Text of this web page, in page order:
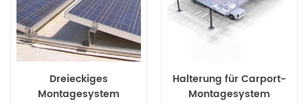
Dreieckiges
Montagesystem
Halterung für Carport-
Montagesystem